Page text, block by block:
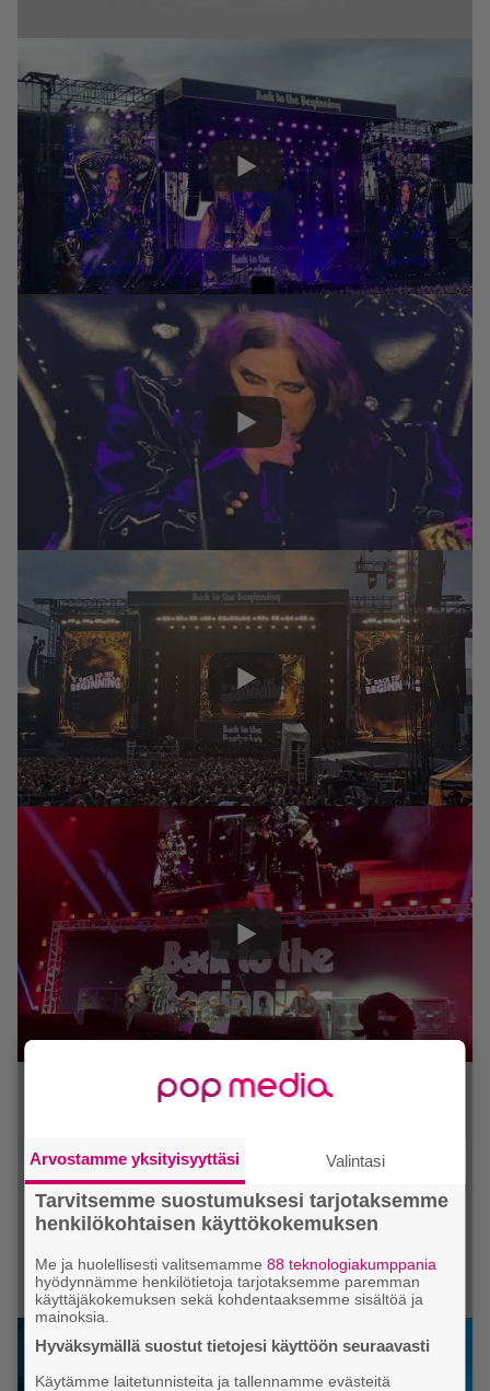
Arvostamme yksityisyyttäsi Valintasi
Tarvitsemme suostumuksesi tarjotaksemme
henkilökohtaisen käyttökokemuksen
Me ja huolellisesti valitsemamme88 teknologiakumppania
hyödynnämme henkilötietoja tarjotaksemme paremman
käyttäjäkokemuksen sekä kohdentaaksemme sisältöä ja
mainoksia.
Hyväksymällä suostut tietojesi käyttöön seuraavasti
Käytämme laitetunnisteita ja tallennamme evästeitä